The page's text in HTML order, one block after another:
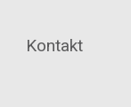
Kontakt